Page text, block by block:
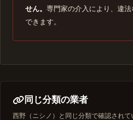
せん。 専門家の介入により、違
できます。
同じ分類の業者
西野（ニシノ）と同じ分類で確認され